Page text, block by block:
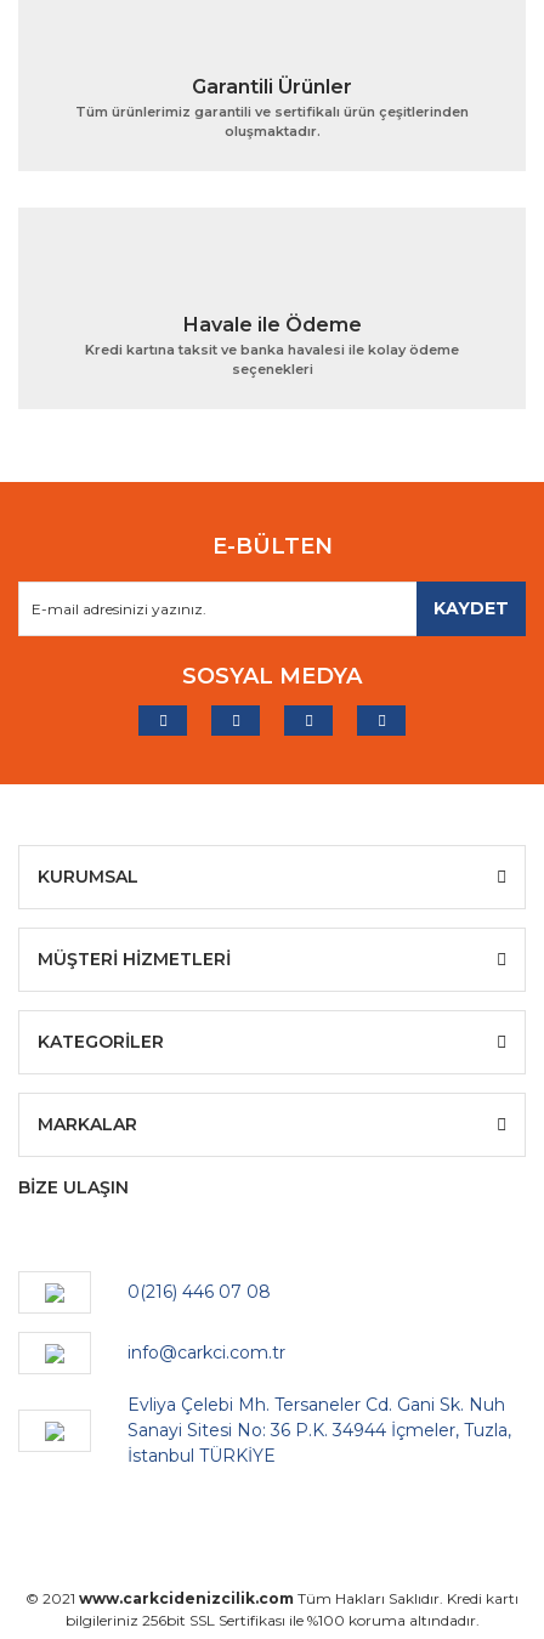
Gönder
Garantili Ürünler
Tüm ürünlerimiz garantili ve sertifikalı ürün çeşitlerinden
oluşmaktadır.
Havale ile Ödeme
Kredi kartına taksit ve banka havalesi ile kolay ödeme
seçenekleri
E-BÜLTEN
KAYDET
SOSYAL MEDYA
KURUMSAL
MÜŞTERİ HİZMETLERİ
KATEGORİLER
MARKALAR
BİZE ULAŞIN
0(216) 446 07 08
info@carkci.com.tr
Evliya Çelebi Mh. Tersaneler Cd. Gani Sk. Nuh
Sanayi Sitesi No: 36 P.K. 34944 İçmeler, Tuzla,
İstanbul TÜRKİYE
© 2021 www.carkcidenizcilik.com Tüm Hakları Saklıdır. Kredi kartı
bilgileriniz 256bit SSL Sertifikası ile %100 koruma altındadır.